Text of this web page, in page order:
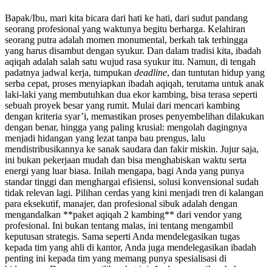
Bapak/Ibu, mari kita bicara dari hati ke hati, dari sudut pandang
seorang profesional yang waktunya begitu berharga. Kelahiran
seorang putra adalah momen monumental, berkah tak terhingga
yang harus disambut dengan syukur. Dan dalam tradisi kita, ibadah
aqiqah adalah salah satu wujud rasa syukur itu. Namun, di tengah
padatnya jadwal kerja, tumpukan deadline, dan tuntutan hidup yang
serba cepat, proses menyiapkan ibadah aqiqah, terutama untuk anak
laki-laki yang membutuhkan dua ekor kambing, bisa terasa seperti
sebuah proyek besar yang rumit. Mulai dari mencari kambing
dengan kriteria syar’i, memastikan proses penyembelihan dilakukan
dengan benar, hingga yang paling krusial: mengolah dagingnya
menjadi hidangan yang lezat tanpa bau prengus, lalu
mendistribusikannya ke sanak saudara dan fakir miskin. Jujur saja,
ini bukan pekerjaan mudah dan bisa menghabiskan waktu serta
energi yang luar biasa. Inilah mengapa, bagi Anda yang punya
standar tinggi dan menghargai efisiensi, solusi konvensional sudah
tidak relevan lagi. Pilihan cerdas yang kini menjadi tren di kalangan
para eksekutif, manajer, dan profesional sibuk adalah dengan
mengandalkan **paket aqiqah 2 kambing** dari vendor yang
profesional. Ini bukan tentang malas, ini tentang mengambil
keputusan strategis. Sama seperti Anda mendelegasikan tugas
kepada tim yang ahli di kantor, Anda juga mendelegasikan ibadah
penting ini kepada tim yang memang punya spesialisasi di